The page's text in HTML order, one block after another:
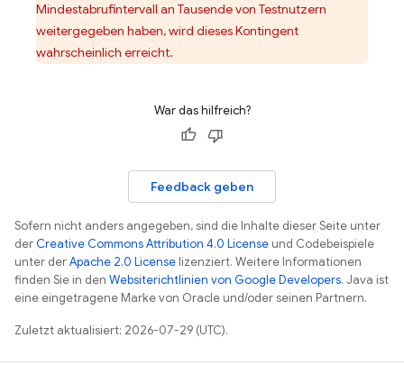
Mindestabrufintervall an Tausende von Testnutzern
weitergegeben haben, wird dieses Kontingent
wahrscheinlich erreicht.
War das hilfreich?
Feedback geben
Sofern nicht anders angegeben, sind die Inhalte dieser Seite unter
derCreative Commons Attribution 4.0 License und Codebeispiele
unter derApache 2.0 License lizenziert. Weitere Informationen
finden Sie in den Websiterichtlinien von Google Developers. Java ist
eine eingetragene Marke von Oracle und/oder seinen Partnern.
Zuletzt aktualisiert: 2026-07-29 (UTC).